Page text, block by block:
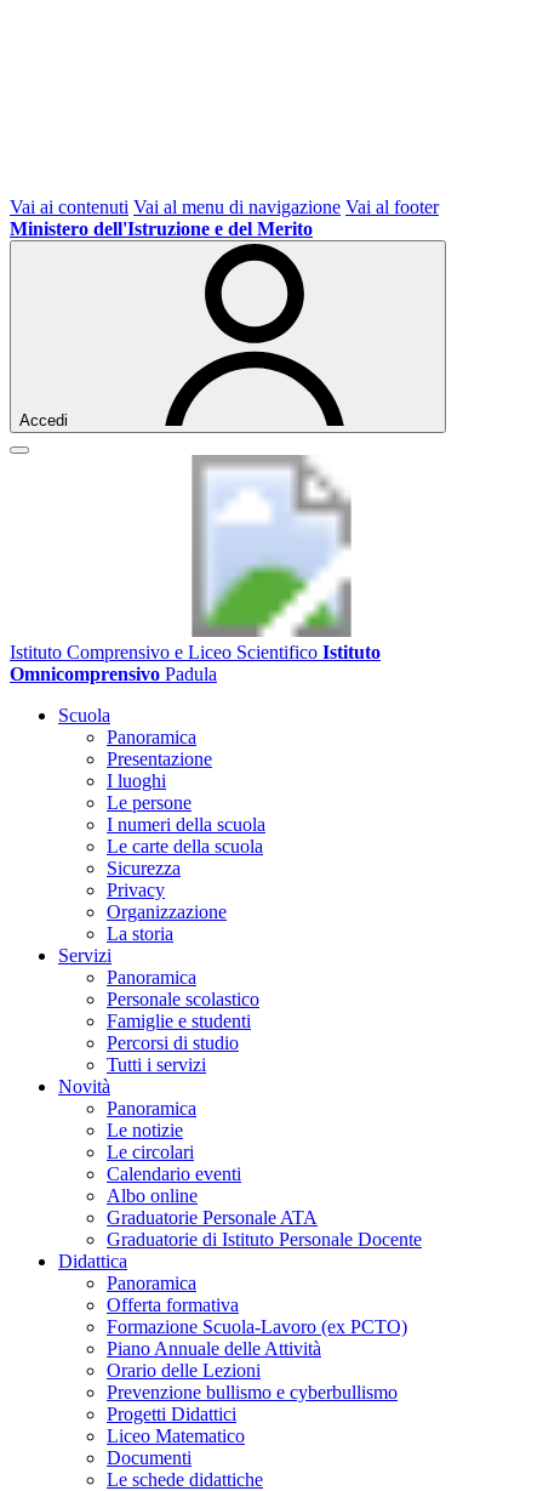
Vai ai contenuti Vai al menu di navigazione Vai al footer
Ministero dell'Istruzione e del Merito
Accedi
Istituto Comprensivo e Liceo Scientifico Istituto
Omnicomprensivo Padula
Scuola
Panoramica
Presentazione
I luoghi
Le persone
I numeri della scuola
Le carte della scuola
Sicurezza
Privacy
Organizzazione
La storia
Servizi
Panoramica
Personale scolastico
Famiglie e studenti
Percorsi di studio
Tutti i servizi
Novità
Panoramica
Le notizie
Le circolari
Calendario eventi
Albo online
Graduatorie Personale ATA
Graduatorie di Istituto Personale Docente
Didattica
Panoramica
Offerta formativa
Formazione Scuola-Lavoro (ex PCTO)
Piano Annuale delle Attività
Orario delle Lezioni
Prevenzione bullismo e cyberbullismo
Progetti Didattici
Liceo Matematico
Documenti
Le schede didattiche